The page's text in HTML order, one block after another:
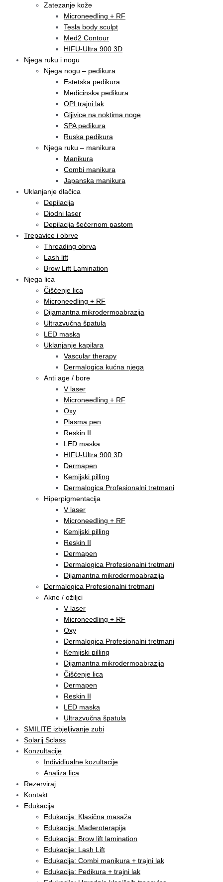
Zatezanje kože
Microneedling + RF
Tesla body sculpt
Med2 Contour
HIFU-Ultra 900 3D
Njega ruku i nogu
Njega nogu – pedikura
Estetska pedikura
Medicinska pedikura
OPI trajni lak
Gljivice na noktima noge
SPA pedikura
Ruska pedikura
Njega ruku – manikura
Manikura
Combi manikura
Japanska manikura
Uklanjanje dlačica
Depilacija
Diodni laser
Depilacija šećernom pastom
Trepavice i obrve
Threading obrva
Lash lift
Brow Lift Lamination
Njega lica
Čišćenje lica
Microneedling + RF
Dijamantna mikrodermoabrazija
Ultrazvučna špatula
LED maska
Uklanjanje kapilara
Vascular therapy
Dermalogica kućna njega
Anti age / bore
V laser
Microneedling + RF
Oxy
Plasma pen
Reskin II
LED maska
HIFU-Ultra 900 3D
Dermapen
Kemijski pilling
Dermalogica Profesionalni tretmani
Hiperpigmentacija
V laser
Microneedling + RF
Kemijski pilling
Reskin II
Dermapen
Dermalogica Profesionalni tretmani
Dijamantna mikrodermoabrazija
Dermalogica Profesionalni tretmani
Akne / ožiljci
V laser
Microneedling + RF
Oxy
Dermalogica Profesionalni tretmani
Kemijski pilling
Dijamantna mikrodermoabrazija
Čišćenje lica
Dermapen
Reskin II
LED maska
Ultrazvučna špatula
SMILITE izbjeljivanje zubi
Solarij Sclass
Konzultacije
Individiualne kozultacije
Analiza lica
Rezerviraj
Kontakt
Edukacija
Edukacija: Klasična masaža
Edukacija: Maderoterapija
Edukacija: Brow lift lamination
Edukacije: Lash Lift
Edukacija: Combi manikura + trajni lak
Edukacija: Pedikura + trajni lak